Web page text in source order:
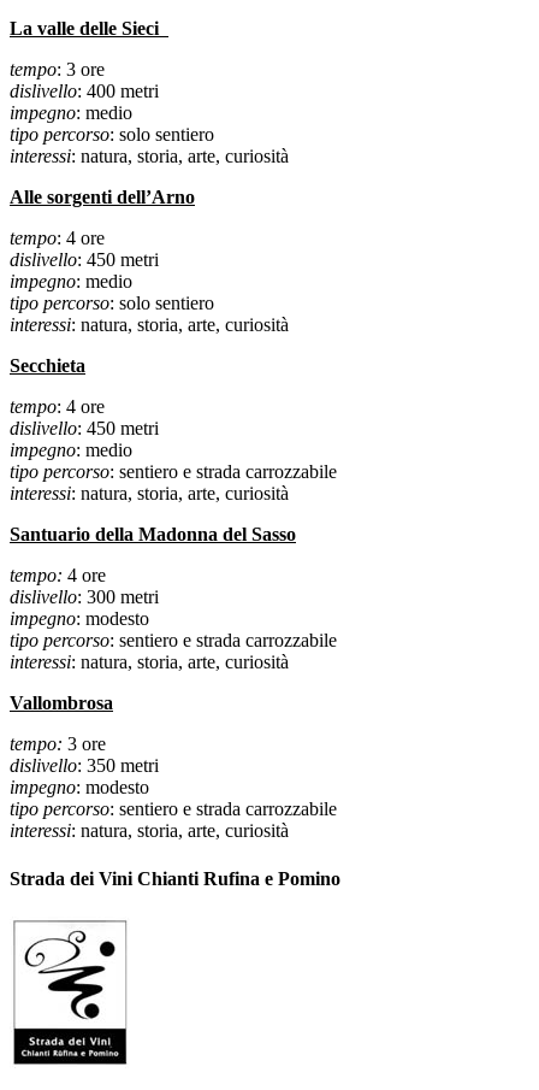
La valle delle Sieci
tempo: 3 ore
dislivello: 400 metri
impegno: medio
tipo percorso: solo sentiero
interessi: natura, storia, arte, curiosità
Alle sorgenti dell’Arno
tempo: 4 ore
dislivello: 450 metri
impegno: medio
tipo percorso: solo sentiero
interessi: natura, storia, arte, curiosità
Secchieta
tempo: 4 ore
dislivello: 450 metri
impegno: medio
tipo percorso: sentiero e strada carrozzabile
interessi: natura, storia, arte, curiosità
Santuario della Madonna del Sasso
tempo: 4 ore
dislivello: 300 metri
impegno: modesto
tipo percorso: sentiero e strada carrozzabile
interessi: natura, storia, arte, curiosità
Vallombrosa
tempo: 3 ore
dislivello: 350 metri
impegno: modesto
tipo percorso: sentiero e strada carrozzabile
interessi: natura, storia, arte, curiosità
Strada dei Vini Chianti Rufina e Pomino